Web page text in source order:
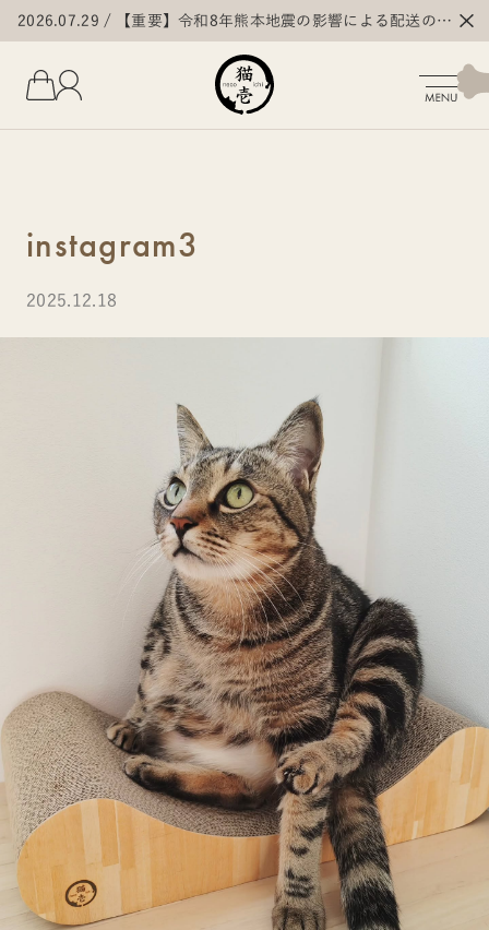
2026.07.29
【重要】令和8年熊本地震の影響による配送の遅
延・停止について
instagram3
2025.12.18